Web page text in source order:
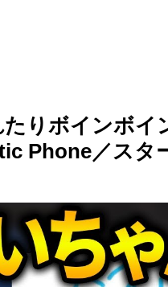
りボインボイ
Phone／スタ